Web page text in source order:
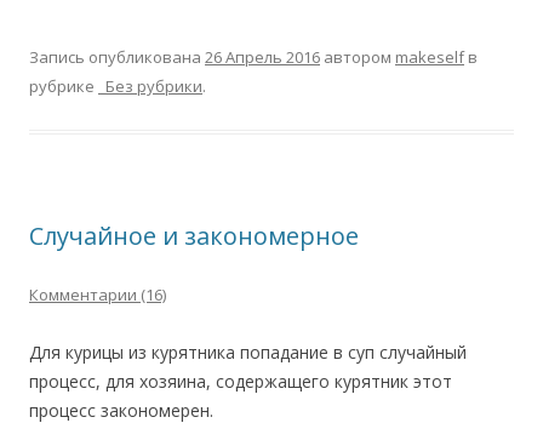
Запись опубликована 26 Апрель 2016 автором makeselfв
рубрике
_Без рубрики.
Случайное и закономерное
Комментарии (16)
Для курицы из курятника попадание в суп случайный
процесс, для хозяина, содержащего курятник этот
процесс закономерен.